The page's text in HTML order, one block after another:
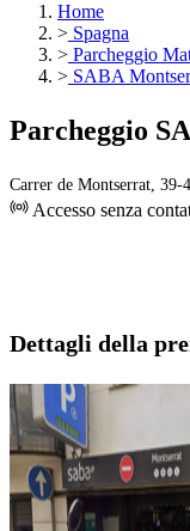
Home
> Spagna
> Parcheggio
> SABA
Parcheggio
Carrer de Montserrat, 39-
Accesso senza
Dettagli della